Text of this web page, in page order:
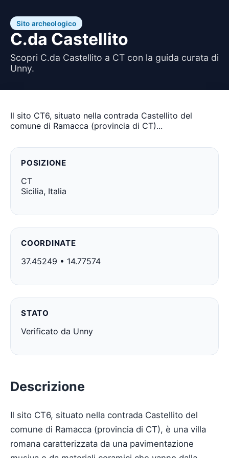
Sito archeologico
C.da Castellito
Scopri C.da Castellito a CT con la guida curata di
Unny.
Il sito CT6, situato nella contrada Castellito del
comune di Ramacca (provincia di CT)...
POSIZIONE
CT
Sicilia, Italia
COORDINATE
37.45249 • 14.77574
STATO
Verificato da Unny
Descrizione
Il sito CT6, situato nella contrada Castellito del
comune di Ramacca (provincia di CT), è una villa
romana caratterizzata da una pavimentazione